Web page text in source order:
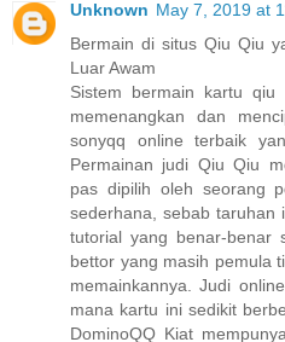
Unknown May 7, 2019 at
Bermain di situs Qiu Qiu
Luar Awam
Sistem bermain kartu
memenangkan dan
sonyqq online terbaik
Permainan judi Qiu Qiu
pas dipilih oleh seorang
sederhana, sebab taruhan
tutorial yang benar-benar
bettor yang masih pemula
memainkannya. Judi
mana kartu ini sedikit
DominoQQ Kiat